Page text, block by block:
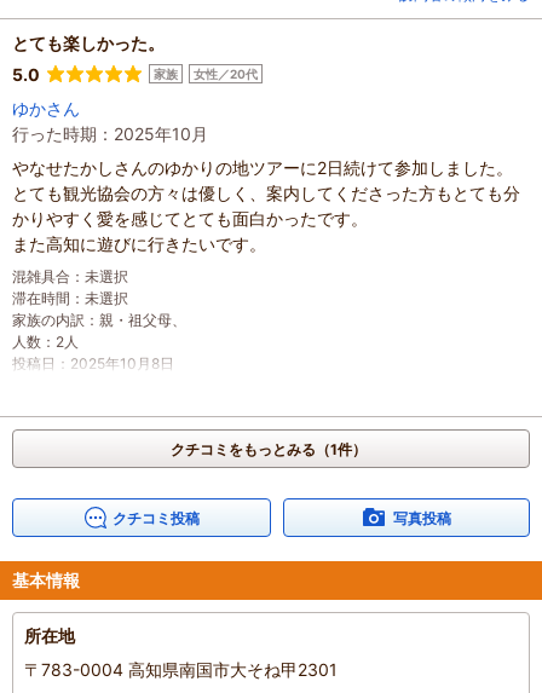
とても楽しかった。
5.0
家族 女性／20代
ゆかさん
行った時期：2025年10月
やなせたかしさんのゆかりの地ツアーに2日続けて参加しました。
とても観光協会の方々は優しく、案内してくださった方もとても分
かりやすく愛を感じてとても面白かったです。
また高知に遊びに行きたいです。
混雑具合 ： 未選択
滞在時間 ： 未選択
家族の内訳 ： 親・祖父母、
人数 ： 2人
投稿日 ： 2025年10月8日
クチコミをもっとみる（1件）
クチコミ投稿 写真投稿
基本情報
所在地
〒783-0004 高知県南国市大そね甲2301